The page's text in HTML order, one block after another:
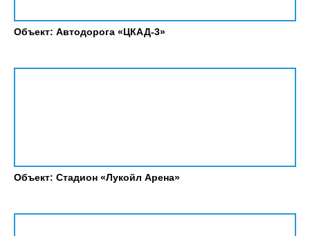
Объект: Автодорога «ЦКАД-3»
Объект: Стадион «Лукойл Арена»